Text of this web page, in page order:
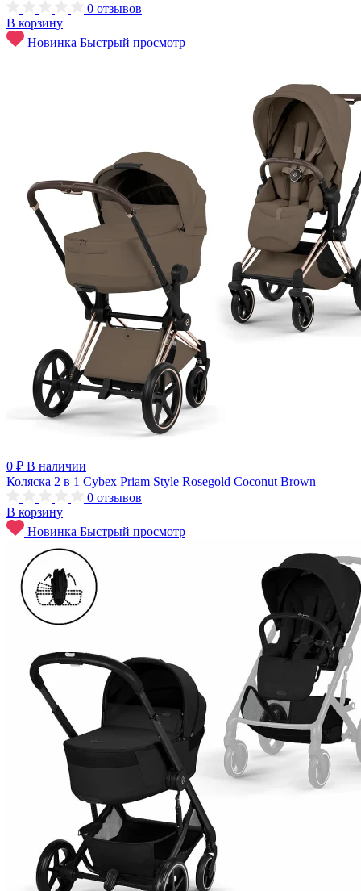
0 отзывов
В корзину
Новинка Быстрый просмотр
0 ₽ В наличии
Коляска 2 в 1 Cybex Priam Style Rosegold Coconut Brown
0 отзывов
В корзину
Новинка Быстрый просмотр